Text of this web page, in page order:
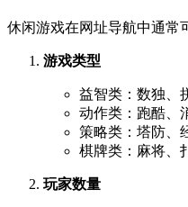
休闲游戏在网址导航中通常
游戏类型
益智类：数独、
动作类：跑酷、
策略类：塔防、
棋牌类：麻将、
玩家数量